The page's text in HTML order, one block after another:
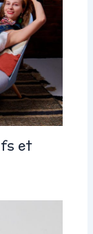
et